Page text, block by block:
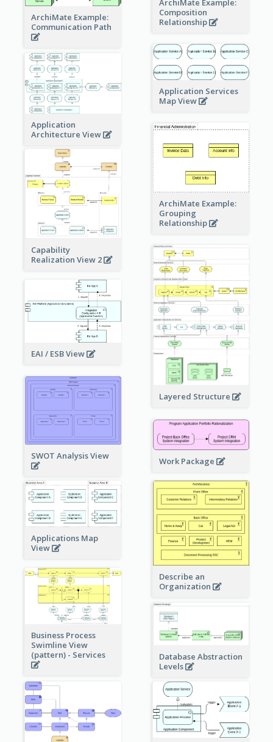
ArchiMate Example:
Composition
Relationship
ArchiMate Example:
Communication Path
Application Services
Map View
Application
Architecture View
ArchiMate Example:
Grouping
Relationship
Capability
Realization View 2
Layered Structure
EAI / ESB View
SWOT Analysis View Work Package
Applications Map
View
Describe an
Organization
Business Process
Swimline View
(pattern) - Services
Database Abstraction
Levels